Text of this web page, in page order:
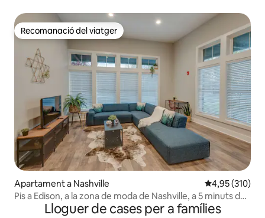
Recomanació del viatger
Recomanació del viatger
Apartament a Nashville 4,95 de
4,95 (310)
Pis a Edison, a la zona de moda de Nashville, a 5 minuts del
Lloguer de cases per a famílies